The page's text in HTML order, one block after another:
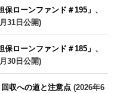
ローンファンド＃195」、
31日公開)
ローンファンド＃185」、
30日公開)
収への道と注意点 (2026年6